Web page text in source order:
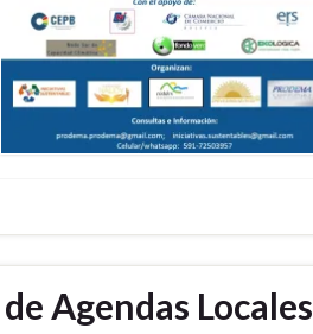
Agendas Locales